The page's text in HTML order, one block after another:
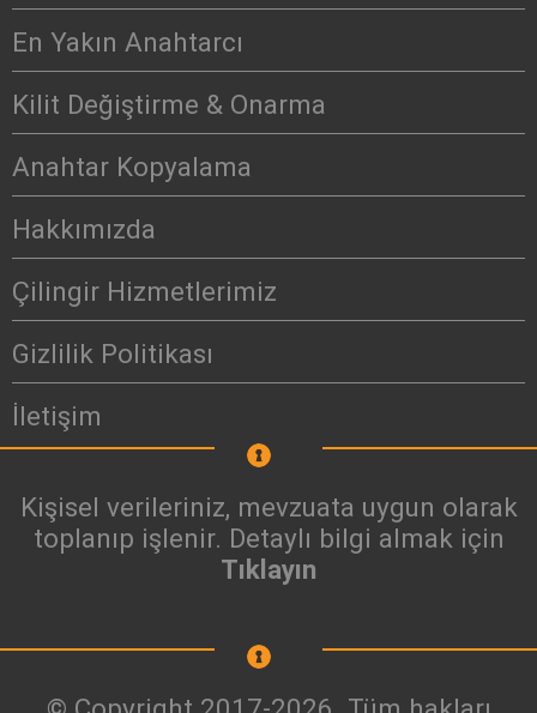
En Yakın Anahtarcı
Kilit Değiştirme & Onarma
Anahtar Kopyalama
Hakkımızda
Çilingir Hizmetlerimiz
Gizlilik Politikası
İletişim
Kişisel verileriniz, mevzuata uygun olarak
toplanıp işlenir. Detaylı bilgi almak için
Tıklayın